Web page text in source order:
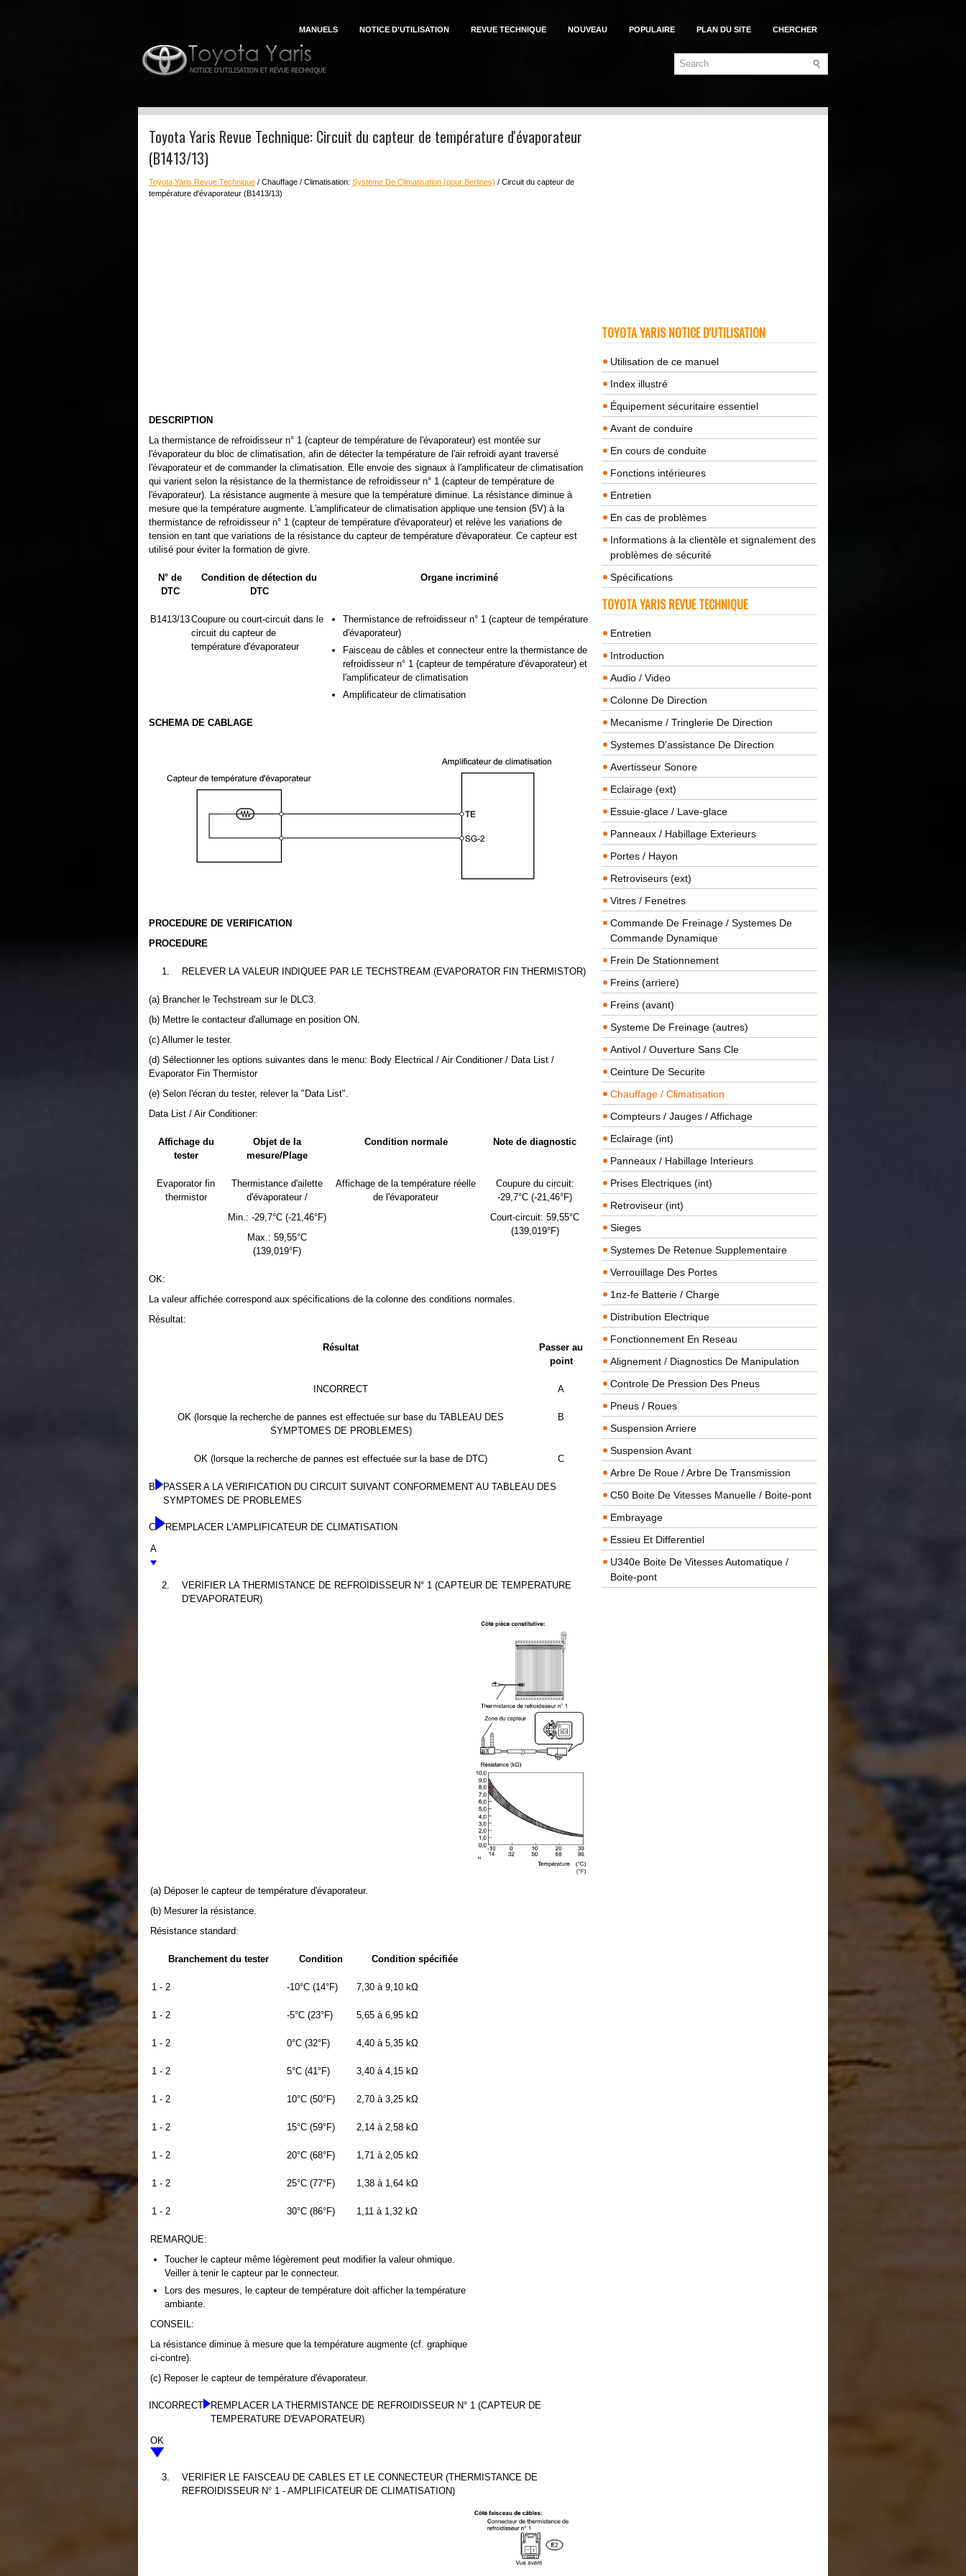
MANUELS NOTICE D'UTILISATION REVUE TECHNIQUE NOUVEAU POPULAIRE PLAN DU SITE CHERCHER
Toyota Yaris Revue Technique: Circuit du capteur de température d'évaporateur
(B1413/13)
Toyota Yaris Revue Technique / Chauffage / Climatisation: Systeme De Climatisation (pour Berlines) / Circuit du capteur de
température d'évaporateur (B1413/13)
DESCRIPTION
La thermistance de refroidisseur n° 1 (capteur de température de l'évaporateur) est montée sur
l'évaporateur du bloc de climatisation, afin de détecter la température de l'air refroidi ayant traversé
l'évaporateur et de commander la climatisation. Elle envoie des signaux à l'amplificateur de climatisation
qui varient selon la résistance de la thermistance de refroidisseur n° 1 (capteur de température de
l'évaporateur). La résistance augmente à mesure que la température diminue. La résistance diminue à
mesure que la température augmente. L'amplificateur de climatisation applique une tension (5V) à la
thermistance de refroidisseur n° 1 (capteur de température d'évaporateur) et relève les variations de
tension en tant que variations de la résistance du capteur de température d'évaporateur. Ce capteur est
utilisé pour éviter la formation de givre.
N° de
DTC
Condition de détection du
DTC
Organe incriminé
B1413/13Coupure ou court-circuit dans le
circuit du capteur de
température d'évaporateur
Thermistance de refroidisseur n° 1 (capteur de température
d'évaporateur)
Faisceau de câbles et connecteur entre la thermistance de
refroidisseur n° 1 (capteur de température d'évaporateur) et
l'amplificateur de climatisation
Amplificateur de climatisation
SCHEMA DE CABLAGE
PROCEDURE DE VERIFICATION
PROCEDURE
1. RELEVER LA VALEUR INDIQUEE PAR LE TECHSTREAM (EVAPORATOR FIN THERMISTOR)
(a) Brancher le Techstream sur le DLC3.
(b) Mettre le contacteur d'allumage en position ON.
(c) Allumer le tester.
(d) Sélectionner les options suivantes dans le menu: Body Electrical / Air Conditioner / Data List /
Evaporator Fin Thermistor
(e) Selon l'écran du tester, relever la "Data List".
Data List / Air Conditioner:
Affichage du
tester
Objet de la
mesure/Plage
Condition normale Note de diagnostic
Evaporator fin
thermistor
Thermistance d'ailette
d'évaporateur /
Min.: -29,7°C (-21,46°F)
Max.: 59,55°C
(139,019°F)
Affichage de la température réelle
de l'évaporateur
Coupure du circuit:
-29,7°C (-21,46°F)
Court-circuit: 59,55°C
(139,019°F)
OK:
La valeur affichée correspond aux spécifications de la colonne des conditions normales.
Résultat:
Résultat
Passer au
point
INCORRECT A
OK (lorsque la recherche de pannes est effectuée sur base du TABLEAU DES
SYMPTOMES DE PROBLEMES)
B
OK (lorsque la recherche de pannes est effectuée sur la base de DTC) C
B
PASSER A LA VERIFICATION DU CIRCUIT SUIVANT CONFORMEMENT AU TABLEAU DES
SYMPTOMES DE PROBLEMES
C
REMPLACER L'AMPLIFICATEUR DE CLIMATISATION
A
2.
VERIFIER LA THERMISTANCE DE REFROIDISSEUR N° 1 (CAPTEUR DE TEMPERATURE
D'EVAPORATEUR)
(a) Déposer le capteur de température d'évaporateur.
(b) Mesurer la résistance.
Résistance standard:
Branchement du tester Condition Condition spécifiée
1 - 2 -10°C (14°F) 7,30 à 9,10 kΩ
1 - 2 -5°C (23°F) 5,65 à 6,95 kΩ
1 - 2 0°C (32°F) 4,40 à 5,35 kΩ
1 - 2 5°C (41°F) 3,40 à 4,15 kΩ
1 - 2 10°C (50°F) 2,70 à 3,25 kΩ
1 - 2 15°C (59°F) 2,14 à 2,58 kΩ
1 - 2 20°C (68°F) 1,71 à 2,05 kΩ
1 - 2 25°C (77°F) 1,38 à 1,64 kΩ
1 - 2 30°C (86°F) 1,11 à 1,32 kΩ
REMARQUE:
Toucher le capteur même légèrement peut modifier la valeur ohmique.
Veiller à tenir le capteur par le connecteur.
Lors des mesures, le capteur de température doit afficher la température
ambiante.
CONSEIL:
La résistance diminue à mesure que la température augmente (cf. graphique
ci-contre).
(c) Reposer le capteur de température d'évaporateur.
INCORRECT
REMPLACER LA THERMISTANCE DE REFROIDISSEUR N° 1 (CAPTEUR DE
TEMPERATURE D'EVAPORATEUR)
OK
3.
VERIFIER LE FAISCEAU DE CABLES ET LE CONNECTEUR (THERMISTANCE DE
REFROIDISSEUR N° 1 - AMPLIFICATEUR DE CLIMATISATION)
TOYOTA YARIS NOTICE D'UTILISATION
Utilisation de ce manuel
Index illustré
Équipement sécuritaire essentiel
Avant de conduire
En cours de conduite
Fonctions intérieures
Entretien
En cas de problèmes
Informations à la clientèle et signalement des
problèmes de sécurité
Spécifications
TOYOTA YARIS REVUE TECHNIQUE
Entretien
Introduction
Audio / Video
Colonne De Direction
Mecanisme / Tringlerie De Direction
Systemes D'assistance De Direction
Avertisseur Sonore
Eclairage (ext)
Essuie-glace / Lave-glace
Panneaux / Habillage Exterieurs
Portes / Hayon
Retroviseurs (ext)
Vitres / Fenetres
Commande De Freinage / Systemes De
Commande Dynamique
Frein De Stationnement
Freins (arriere)
Freins (avant)
Systeme De Freinage (autres)
Antivol / Ouverture Sans Cle
Ceinture De Securite
Chauffage / Climatisation
Compteurs / Jauges / Affichage
Eclairage (int)
Panneaux / Habillage Interieurs
Prises Electriques (int)
Retroviseur (int)
Sieges
Systemes De Retenue Supplementaire
Verrouillage Des Portes
1nz-fe Batterie / Charge
Distribution Electrique
Fonctionnement En Reseau
Alignement / Diagnostics De Manipulation
Controle De Pression Des Pneus
Pneus / Roues
Suspension Arriere
Suspension Avant
Arbre De Roue / Arbre De Transmission
C50 Boite De Vitesses Manuelle / Boite-pont
Embrayage
Essieu Et Differentiel
U340e Boite De Vitesses Automatique /
Boite-pont